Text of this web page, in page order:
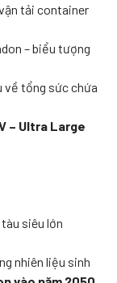
tải container
– biểu tượng
về tổng sức chứa
– Ultra Large
siêu lớn
nhiên liệu sinh